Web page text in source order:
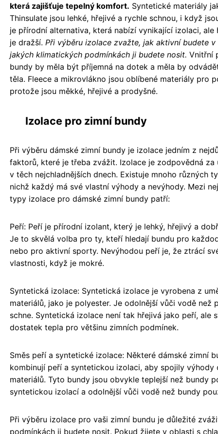
která zajišťuje tepelný komfort. Syntetické materiály
Thinsulate jsou lehké, hřejivé a rychle schnou, i když
je přírodní alternativa, která nabízí vynikající izolaci, ale
je dražší. Při výběru izolace zvažte, jak aktivní budete v
jakých klimatických podmínkách ji budete nosit. Vnitřní
bundy by měla být příjemná na dotek a měla by
těla. Fleece a mikrovlákno jsou oblíbené materiály pro
protože jsou měkké, hřejivé a prodyšné.
Izolace pro zimní bundy
Při výběru dámské zimní bundy je izolace jedním z
faktorů, které je třeba zvážit. Izolace je zodpovědná za
v těch nejchladnějších dnech. Existuje mnoho různých
nichž každý má své vlastní výhody a nevýhody. Mezi
typy izolace pro dámské zimní bundy patří:
Peří: Peří je přírodní izolant, který je lehký, hřejivý a
Je to skvělá volba pro ty, kteří hledají bundu pro
nebo pro aktivní sporty. Nevýhodou peří je, že ztrácí
vlastnosti, když je mokré.
Syntetická izolace: Syntetická izolace je vyrobena z
materiálů, jako je polyester. Je odolnější vůči vodě než
schne. Syntetická izolace není tak hřejivá jako peří, ale
dostatek tepla pro většinu zimních podmínek.
Směs peří a syntetické izolace: Některé dámské zimní
kombinují peří a syntetickou izolaci, aby spojily výhody
materiálů. Tyto bundy jsou obvykle teplejší než bundy
syntetickou izolací a odolnější vůči vodě než bundy
Při výběru izolace pro vaši zimní bundu je důležité
podmínkách ji budete nosit. Pokud žijete v oblasti s